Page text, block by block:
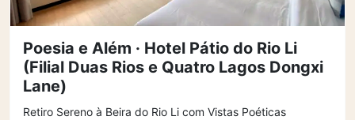
Poesia e Além · Hotel Pátio do Rio Li
(Filial Duas Rios e Quatro Lagos Dongxi
Lane)
Retiro Sereno à Beira do Rio Li com Vistas Poéticas